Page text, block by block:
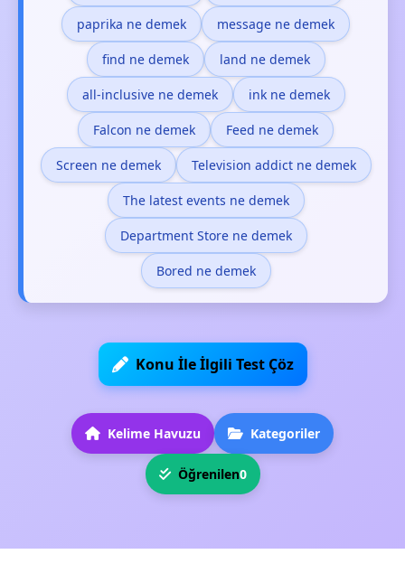
paprika ne demek message ne demek
find ne demek land ne demek
all-inclusive ne demek ink ne demek
Falcon ne demek Feed ne demek
Screen ne demek Television addict ne demek
The latest events ne demek
Department Store ne demek
Bored ne demek
Konu İle İlgili Test Çöz
Kelime Havuzu Kategoriler
Öğrenilen0